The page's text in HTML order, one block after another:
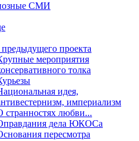
СМИ
проекта
мероприятия
толка
идея,
империализм
странностях любви...
дела ЮКОСа
пересмотра